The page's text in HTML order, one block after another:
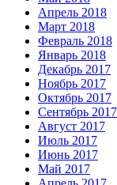
Апрель 2018
Март 2018
Февраль 2018
Январь 2018
Декабрь 2017
Ноябрь 2017
Октябрь 2017
Сентябрь 2017
Август 2017
Июль 2017
Июнь 2017
Май 2017